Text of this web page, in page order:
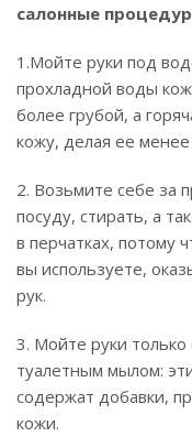
салонные
1.Мойте руки под
прохладной воды
более грубой, а
кожу, делая ее менее
2. Возьмите себе за
посуду, стирать, а
в перчатках, потому
вы используете,
рук.
3. Мойте руки
туалетным мылом:
содержат добавки,
кожи.